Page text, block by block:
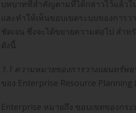
บทบาทที่สำคัญตามที่ได้กล่าวไว้แล้วใ
และทำให้เห็นขอบเขตระบบของการ
ชัดเจน ซึ่งจะได้ขยายความต่อไป สำ
ดังนี้
1.1 ความหมายของการวางแผนทรัพ
ของ Enterprise Resource Planning
Enterprise หมายถึง ขอบเขตของกร